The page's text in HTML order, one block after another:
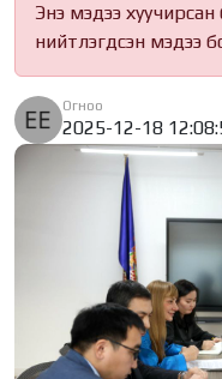
Энэ мэдээ
нийтлэгдсэн мэдээ
Огноо
2025-12-18